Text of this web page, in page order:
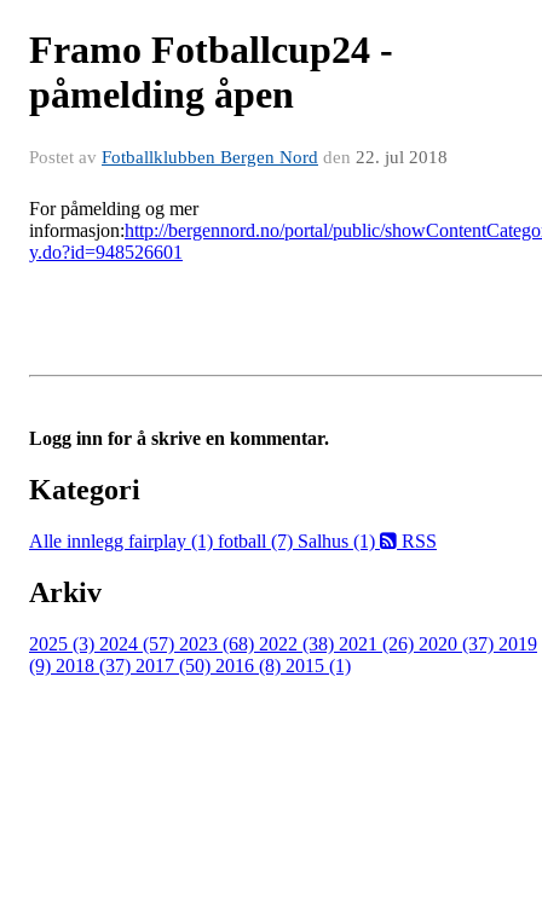
Framo Fotballcup24 -
påmelding åpen
Postet av Fotballklubben Bergen Nord den 22. jul 2018
For påmelding og mer
informasjon:http://bergennord.no/portal/public/
y.do?id=948526601
Logg inn for å skrive en kommentar.
Kategori
Alle innlegg fairplay (1) fotball (7) Salhus (1) RSS
Arkiv
2025 (3) 2024 (57) 2023 (68) 2022 (38) 2021 (26) 2020 (37) 2019
(9) 2018 (37) 2017 (50) 2016 (8) 2015 (1)